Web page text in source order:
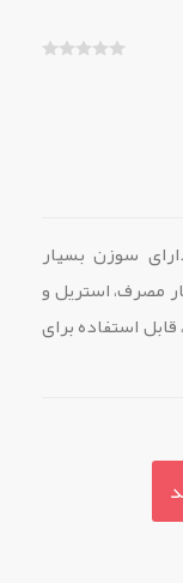
سوزن بسیار
یکبار مصرف، استریل و
استفاده برای